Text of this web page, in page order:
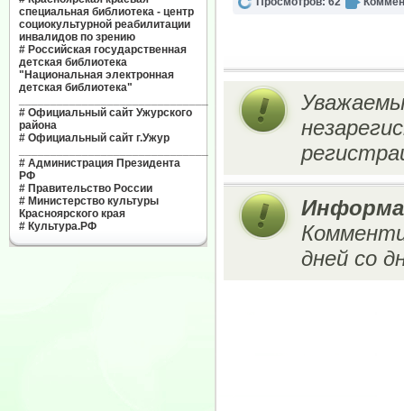
специальная библиотека - центр
социокультурной реабилитации
инвалидов по зрению
# Российская государственная
детская библиотека
"Национальная электронная
детская библиотека"
# Официальный сайт Ужурского
района
# Официальный сайт г.Ужур
# Администрация Президента
РФ
# Правительство России
# Министерство культуры
Красноярского края
# Культура.РФ
дней со